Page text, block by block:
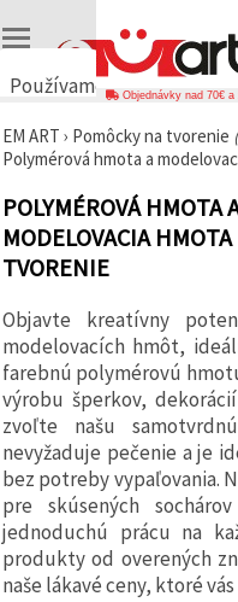
Používame
🍪
Používame
podobné
technológie,
aby sme
zabezpečili
správne
webovej
stránky,
zlepšili váš
používateľský
zážitok a s
vaším
súhlasom
analyzovali
návštevnosť
a
zobrazovali
relevantnejší
obsah a
reklamu, aj
s pomocou
Objednávky nad 70€
EM ART › Pomôcky na tvorenie
Polymérová hmota a
POLYMÉROVÁ HMOTA
MODELOVACIA
TVORENIE
Objavte kreatívny
modelovacích hmôt,
farebnú polymérovú
výrobu šperkov,
zvoľte našu
nevyžaduje pečenie a je
bez potreby vypaľovania.
pre skúsených
jednoduchú prácu na
produkty od overených
naše lákavé ceny, ktoré